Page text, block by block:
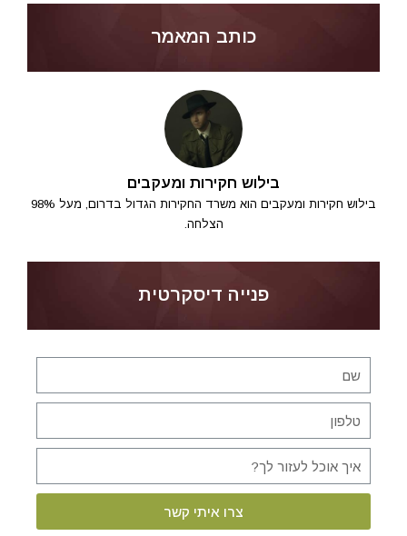
כותב המאמר
בילוש חקירות ומעקבים
בילוש חקירות ומעקבים הוא משרד החקירות הגדול בדרום, מעל 98%
הצלחה.
פנייה דיסקרטית
צרו איתי קשר